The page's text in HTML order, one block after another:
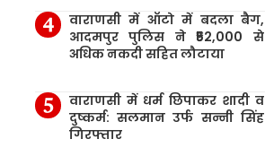
वाराणसी में ऑटो में बदला बैग,
आदमपुर पुलिस ने ₹52,000 से
अधिक नकदी सहित लौटाया
वाराणसी में धर्म छिपाकर शादी व
दुष्कर्म: सलमान उर्फ सन्नी सिंह
गिरफ्तार